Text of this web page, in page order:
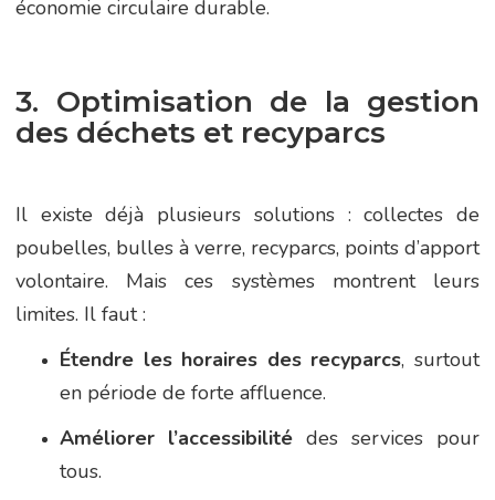
économie circulaire durable.
3. Optimisation de la gestion
des déchets et recyparcs
Il existe déjà plusieurs solutions : collectes de
poubelles, bulles à verre, recyparcs, points d’apport
volontaire. Mais ces systèmes montrent leurs
limites. Il faut :
Étendre les horaires des recyparcs, surtout
en période de forte affluence.
Améliorer l’accessibilité des services pour
tous.